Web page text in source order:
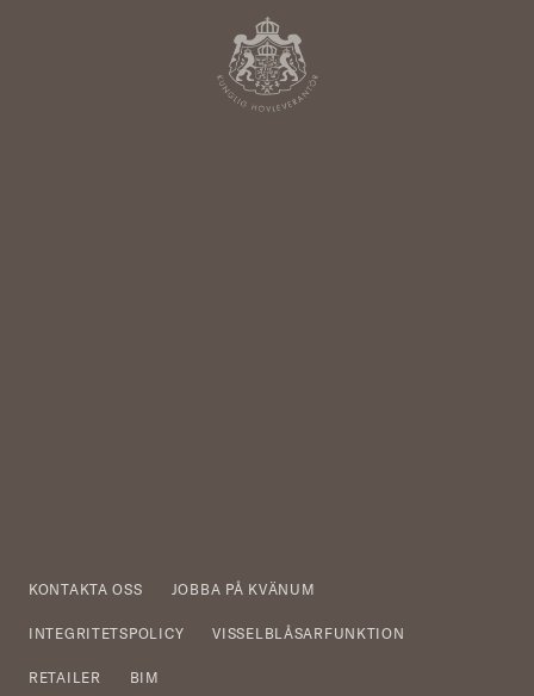
KONTAKTA OSS JOBBA PÅ KVÄNUM
INTEGRITETSPOLICY VISSELBLÅSARFUNKTION
RETAILER BIM